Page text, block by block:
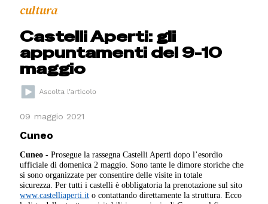
cultura
Castelli Aperti: gli
appuntamenti del 9-10
maggio
09 maggio 2021
Cuneo
Cuneo - Prosegue la rassegna Castelli Aperti dopo l’esordio
ufficiale di domenica 2 maggio. Sono tante le dimore storiche che
si sono organizzate per consentire delle visite in totale
sicurezza. Per tutti i castelli è obbligatoria la prenotazione sul sito
www.castelliaperti.it o contattando direttamente la struttura. Ecco